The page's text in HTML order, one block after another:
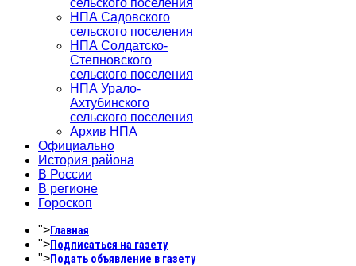
сельского поселения
НПА Садовского
сельского поселения
НПА Солдатско-
Степновского
сельского поселения
НПА Урало-
Ахтубинского
сельского поселения
Архив НПА
Официально
История района
В России
В регионе
Гороскоп
">Главная
">Подписаться на газету
">Подать объявление в газету